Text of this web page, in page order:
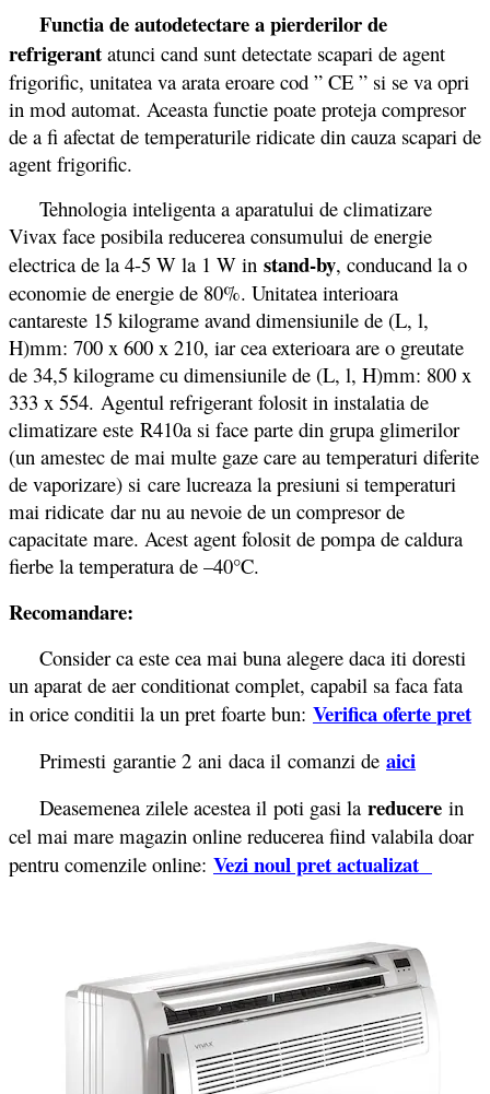
Functia de autodetectare a pierderilor de
refrigerant atunci cand sunt detectate scapari de agent
frigorific, unitatea va arata eroare cod ” CE ” si se va opri
in mod automat. Aceasta functie poate proteja compresor
de a fi afectat de temperaturile ridicate din cauza scapari de
agent frigorific.
Tehnologia inteligenta a aparatului de climatizare
Vivax face posibila reducerea consumului de energie
electrica de la 4-5 W la 1 W in stand-by, conducand la o
economie de energie de 80%. Unitatea interioara
cantareste 15 kilograme avand dimensiunile de (L, l,
H)mm: 700 x 600 x 210, iar cea exterioara are o greutate
de 34,5 kilograme cu dimensiunile de (L, l, H)mm: 800 x
333 x 554. Agentul refrigerant folosit in instalatia de
climatizare este R410a si face parte din grupa glimerilor
(un amestec de mai multe gaze care au temperaturi diferite
de vaporizare) si care lucreaza la presiuni si temperaturi
mai ridicate dar nu au nevoie de un compresor de
capacitate mare. Acest agent folosit de pompa de caldura
fierbe la temperatura de –40°C.
Recomandare:
Consider ca este cea mai buna alegere daca iti doresti
un aparat de aer conditionat complet, capabil sa faca fata
in orice conditii la un pret foarte bun: Verifica ofertepret
Primesti garantie 2 ani daca il comanzi de aici
Deasemenea zilele acestea il poti gasi la reducere in
cel mai mare magazin online reducerea fiind valabila doar
pentru comenzile online: Vezi noul pret actualizat